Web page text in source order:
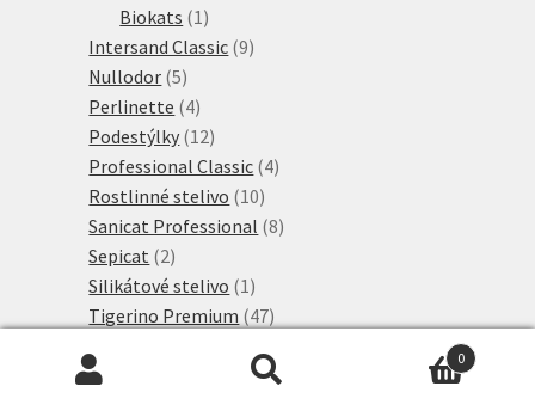
Biokats 1 1
produkt
Intersand Classic 99
Nullodor 55
produktů
Perlinette 44
produkty
Podestýlky 1212
produktů
Professional Classic 44
Rostlinné stelivo 1010
produktů
Sanicat Professional 88
Sepicat 22
produkty
Silikátové stelivo 1 1
produkt
Tigerino Premium 4747
produktů
Tigerino Performance
0